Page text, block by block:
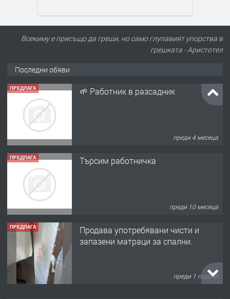
Всекиму е присъщо да греши, но само глупавият упорства в
грешката - Аристотел
Последни обяви
ПРЕДЛАГА 🌱 Работник в разсадник
преди 4 месеца
ПРЕДЛАГА Търсим работничка
преди 10 месеца
ПРЕДЛАГА
Продава употребявани чисти и
запазени матраци за спални.
преди 1 година